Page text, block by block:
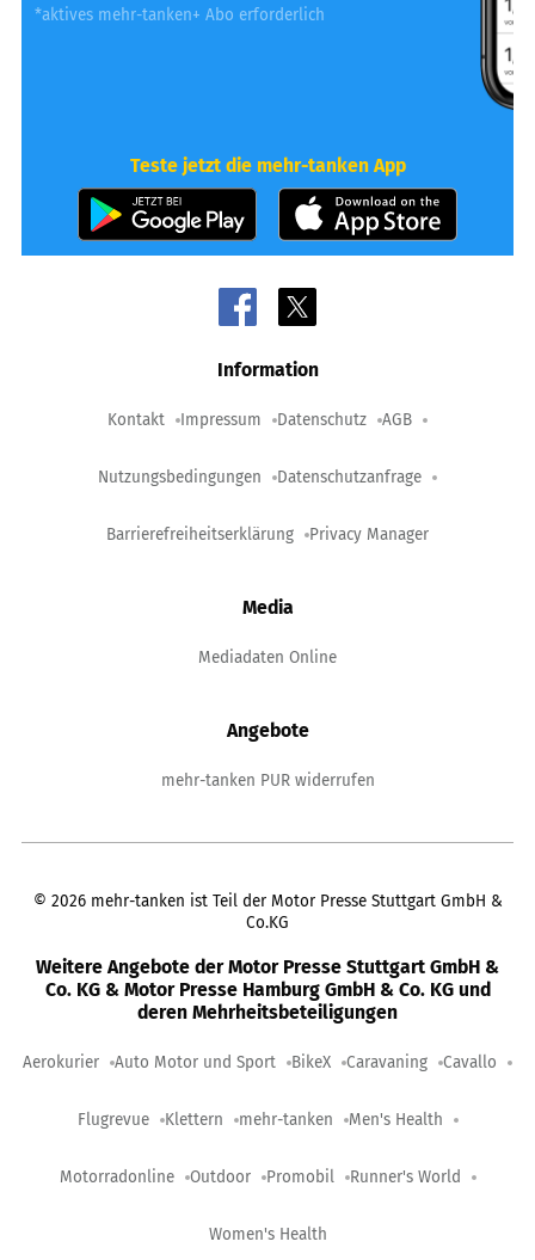
*aktives mehr-tanken+ Abo erforderlich
Teste jetzt die mehr-tanken App
Information
Kontakt Impressum Datenschutz AGB
Nutzungsbedingungen Datenschutzanfrage
Barrierefreiheitserklärung Privacy Manager
Media
Mediadaten Online
Angebote
mehr-tanken PUR widerrufen
© 2026 mehr-tanken ist Teil der Motor Presse Stuttgart GmbH &
Co.KG
Weitere Angebote der Motor Presse Stuttgart GmbH &
Co. KG & Motor Presse Hamburg GmbH & Co. KG und
deren Mehrheitsbeteiligungen
Aerokurier Auto Motor und Sport BikeX Caravaning Cavallo
Flugrevue Klettern mehr-tanken Men's Health
Motorradonline Outdoor Promobil Runner's World
Women's Health